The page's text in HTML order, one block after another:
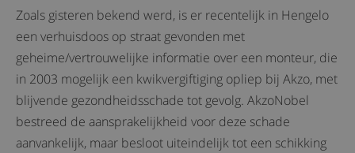
Zoals gisteren bekend werd, is er recentelijk in Hengelo
een verhuisdoos op straat gevonden met
geheime/vertrouwelijke informatie over een monteur, die
in 2003 mogelijk een kwikvergiftiging opliep bij Akzo, met
blijvende gezondheidsschade tot gevolg. AkzoNobel
bestreed de aansprakelijkheid voor deze schade
aanvankelijk, maar besloot uiteindelijk tot een schikking